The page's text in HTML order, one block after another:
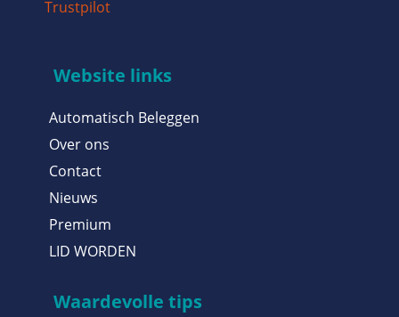
Trustpilot
Website links
Automatisch Beleggen
Over ons
Contact
Nieuws
Premium
LID WORDEN
Waardevolle tips